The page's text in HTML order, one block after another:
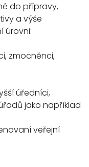
do přípravy,
a výše
úrovni:
zmocněnci,
úředníci,
jako například
veřejní